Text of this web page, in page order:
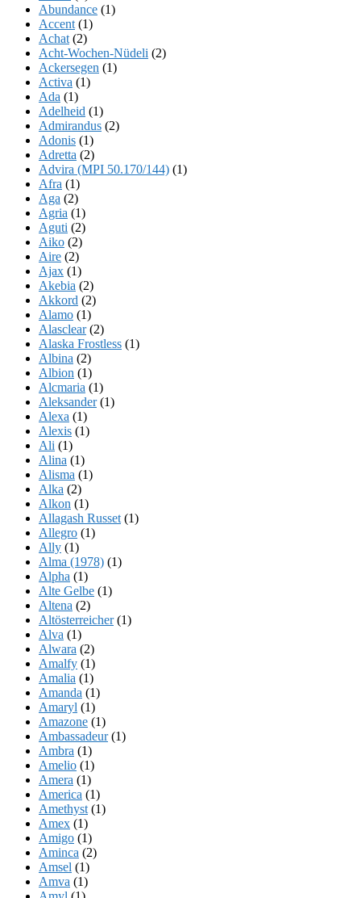
Abundance (1)
Accent (1)
Achat (2)
Acht-Wochen-Nüdeli (2)
Ackersegen (1)
Activa (1)
Ada (1)
Adelheid (1)
Admirandus (2)
Adonis (1)
Adretta (2)
Advira (MPI 50.170/144) (1)
Afra (1)
Aga (2)
Agria (1)
Aguti (2)
Aiko (2)
Aire (2)
Ajax (1)
Akebia (2)
Akkord (2)
Alamo (1)
Alasclear(2)
Alaska Frostless (1)
Albina (2)
Albion (1)
Alcmaria (1)
Aleksander(1)
Alexa (1)
Alexis (1)
Ali (1)
Alina (1)
Alisma (1)
Alka (2)
Alkon (1)
Allagash Russet (1)
Allegro (1)
Ally (1)
Alma (1978) (1)
Alpha (1)
Alte Gelbe (1)
Altena (2)
Altösterreicher(1)
Alva (1)
Alwara (2)
Amalfy (1)
Amalia (1)
Amanda (1)
Amaryl (1)
Amazone (1)
Ambassadeur(1)
Ambra (1)
Amelio (1)
Amera (1)
America (1)
Amethyst (1)
Amex (1)
Amigo (1)
Aminca (2)
Amsel (1)
Amva (1)